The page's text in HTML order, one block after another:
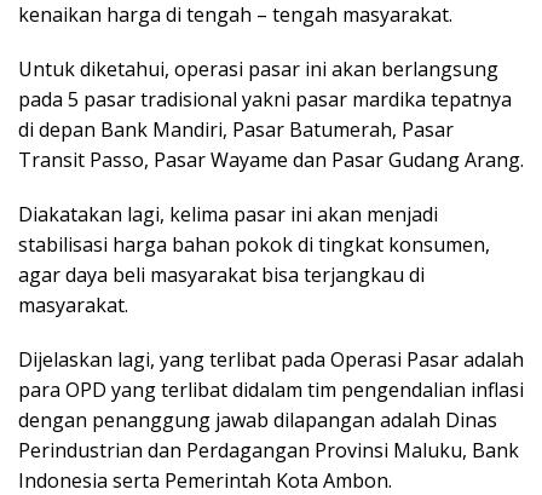
kenaikan harga di tengah – tengah masyarakat.
Untuk diketahui, operasi pasar ini akan berlangsung
pada 5 pasar tradisional yakni pasar mardika tepatnya
di depan Bank Mandiri, Pasar Batumerah, Pasar
Transit Passo, Pasar Wayame dan Pasar Gudang Arang.
Diakatakan lagi, kelima pasar ini akan menjadi
stabilisasi harga bahan pokok di tingkat konsumen,
agar daya beli masyarakat bisa terjangkau di
masyarakat.
Dijelaskan lagi, yang terlibat pada Operasi Pasar adalah
para OPD yang terlibat didalam tim pengendalian inflasi
dengan penanggung jawab dilapangan adalah Dinas
Perindustrian dan Perdagangan Provinsi Maluku, Bank
Indonesia serta Pemerintah Kota Ambon.